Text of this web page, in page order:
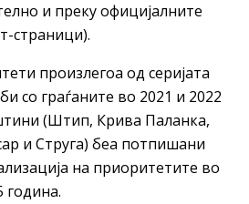
и преку официјалните
страници).
произлегоа од серијата
со граѓаните во 2021 и 2022
(Штип, Крива Паланка,
и Струга) беа потпишани
на приоритетите во
година.